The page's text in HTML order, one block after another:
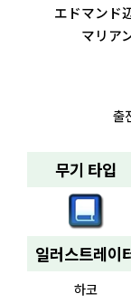
エドマンド
マリア
출
무기 타입
일러스트레이
하코